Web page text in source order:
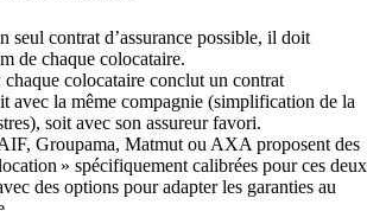
seul contrat d’assurance possible, il doit
de chaque colocataire.
colocataire conclut un contrat
avec la même compagnie (simplification de la
soit avec son assureur favori.
Groupama, Matmut ou AXA proposent des
» spécifiquement calibrées pour ces deux
des options pour adapter les garanties au